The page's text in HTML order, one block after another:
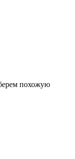
похожую